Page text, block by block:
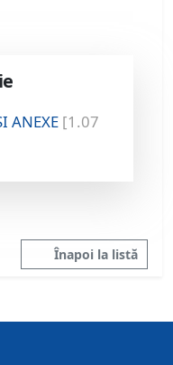
ANEXE [1.07
Înapoi la listă